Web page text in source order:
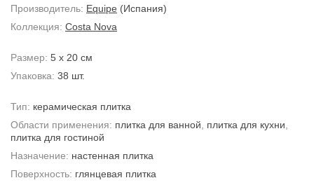
Производитель: Equipe (Испания)
Коллекция: Costa Nova
Размер: 5 x 20 см
Упаковка: 38 шт.
Тип: керамическая плитка
Области применения: плитка для ванной плитка для кухни
плитка для гостиной
Назначение: настенная плитка
Поверхность: глянцевая плитка